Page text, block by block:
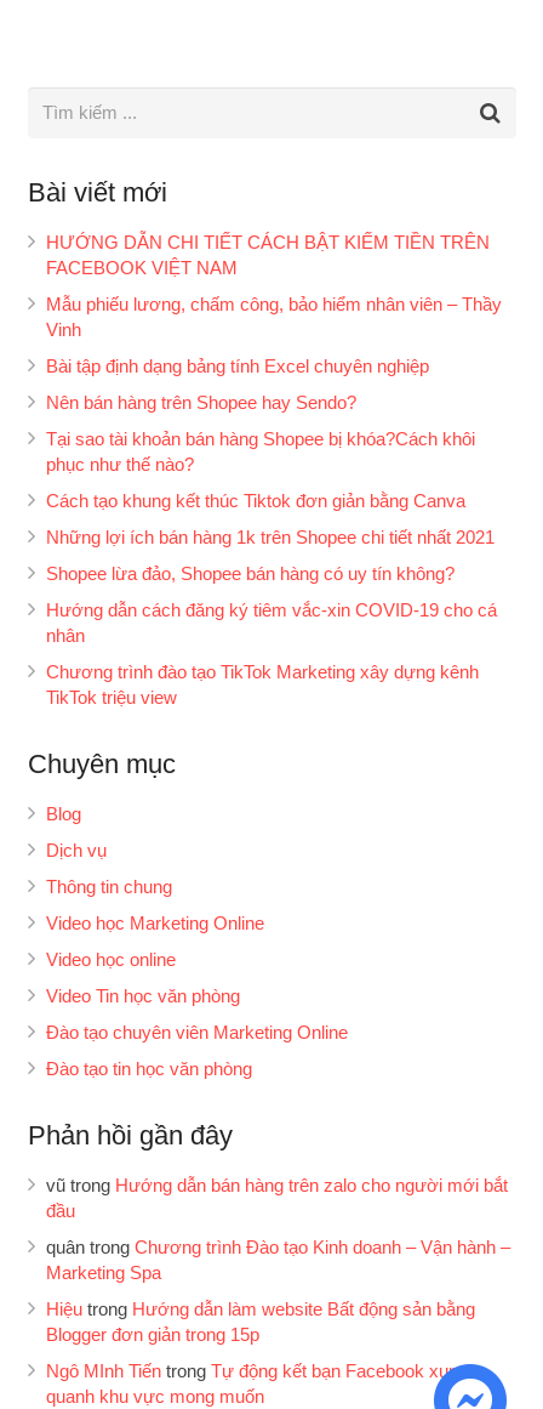
Bài viết mới
HƯỚNG DẪN CHI TIẾT CÁCH BẬT KIẾM TIỀN TRÊN
FACEBOOK VIỆT NAM
Mẫu phiếu lương, chấm công, bảo hiểm nhân viên – Thầy
Vinh
Bài tập định dạng bảng tính Excel chuyên nghiệp
Nên bán hàng trên Shopee hay Sendo?
Tại sao tài khoản bán hàng Shopee bị khóa?Cách khôi
phục như thế nào?
Cách tạo khung kết thúc Tiktok đơn giản bằng Canva
Những lợi ích bán hàng 1k trên Shopee chi tiết nhất 2021
Shopee lừa đảo, Shopee bán hàng có uy tín không?
Hướng dẫn cách đăng ký tiêm vắc-xin COVID-19 cho cá
nhân
Chương trình đào tạo TikTok Marketing xây dựng kênh
TikTok triệu view
Chuyên mục
Blog
Dịch vụ
Thông tin chung
Video học Marketing Online
Video học online
Video Tin học văn phòng
Đào tạo chuyên viên Marketing Online
Đào tạo tin học văn phòng
Phản hồi gần đây
vũtrong Hướng dẫn bán hàng trên zalo cho người mới bắt
đầu
quântrong Chương trình Đào tạo Kinh doanh – Vận hành –
Marketing Spa
Hiệutrong Hướng dẫn làm website Bất động sản bằng
Blogger đơn giản trong 15p
Ngô MInh Tiếntrong Tự động kết bạn Facebook xung
quanh khu vực mong muốn